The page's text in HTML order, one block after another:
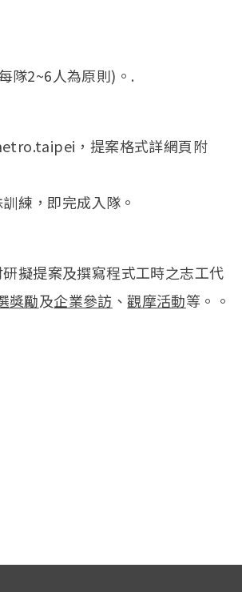
隊2~6人為原則)。.
，提案格式詳網頁附
練，即完成入隊。
擬提案及撰寫程式工時之志工代
獎勵及企業參訪 、觀摩活動等。。